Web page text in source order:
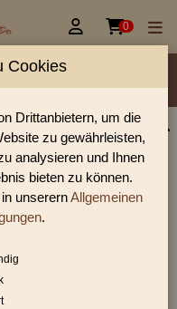
 0
Farbe
Perlen
zahlreich geschliffene
Glasperlen.
Kategorie:
Cookies
Drittanbietern, um die
zu gewährleisten,
analysieren und Ihnen
bieten zu können.
unserernAllgemeinen
.